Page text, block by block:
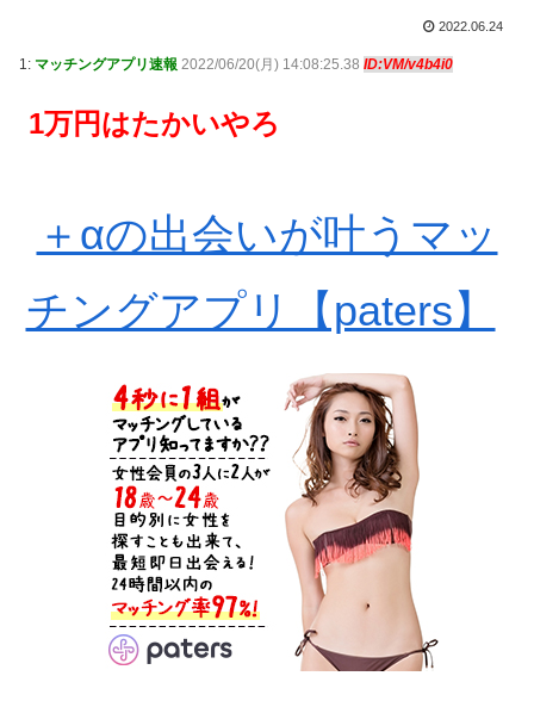
2022.06.24
1: マッチングアプリ速報 2022/06/20(月) 14:08:25.38 ID:VM/v4b4i0
1万円はたかいやろ
＋αの出会いが叶うマッ
チングアプリ【paters】